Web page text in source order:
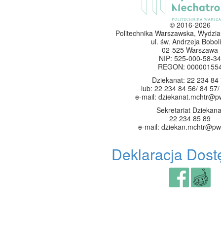
© 2016-2026
Politechnika Warszawska,
ul. św. Andrzeja
02-525 Warszawa
NIP: 525-000-58-34
REGON:
Dziekanat: 22 234 84
lub: 22 234 84 56/ 84
e-mail:
Sekretariat
22 234 85 89
e-mail:
Deklaracja